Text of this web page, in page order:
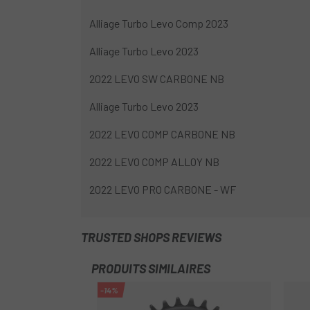
Alliage Turbo Levo Comp 2023
Alliage Turbo Levo 2023
2022 LEVO SW CARBONE NB
Alliage Turbo Levo 2023
2022 LEVO COMP CARBONE NB
2022 LEVO COMP ALLOY NB
2022 LEVO PRO CARBONE - WF
TRUSTED SHOPS REVIEWS
PRODUITS SIMILAIRES
-14%